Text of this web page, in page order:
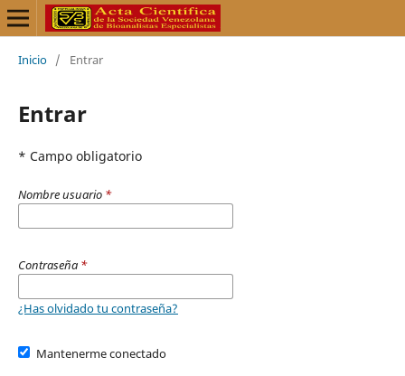
Inicio / Entrar
Entrar
* Campo obligatorio
Nombre usuario *
Contraseña *
¿Has olvidado tu contraseña?
Mantenerme conectado